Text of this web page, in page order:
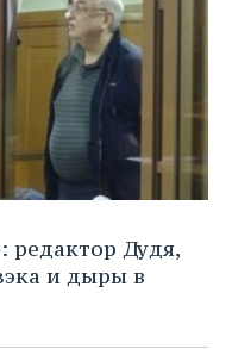
редактор Дудя,
и дыры в